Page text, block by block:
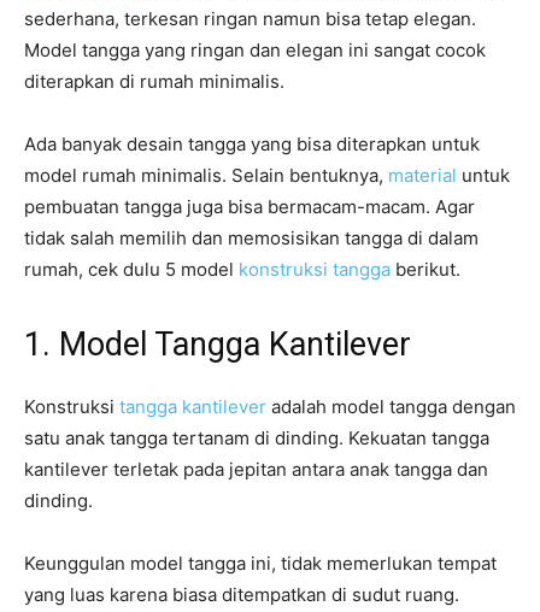
sederhana, terkesan ringan namun bisa tetap elegan.
Model tangga yang ringan dan elegan ini sangat cocok
diterapkan di rumah minimalis.
Ada banyak desain tangga yang bisa diterapkan untuk
model rumah minimalis. Selain bentuknya, material untuk
pembuatan tangga juga bisa bermacam-macam. Agar
tidak salah memilih dan memosisikan tangga di dalam
rumah, cek dulu 5 model konstruksi tangga berikut.
1. Model Tangga Kantilever
Konstruksi tangga kantilever adalah model tangga dengan
satu anak tangga tertanam di dinding. Kekuatan tangga
kantilever terletak pada jepitan antara anak tangga dan
dinding.
Keunggulan model tangga ini, tidak memerlukan tempat
yang luas karena biasa ditempatkan di sudut ruang.